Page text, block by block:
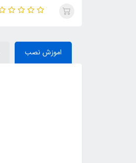
اموزش نصب